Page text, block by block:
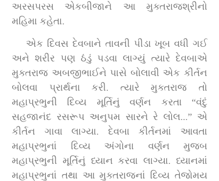
અરસપરસ એકબીજાને આ મુક્તરાજશ્રીનો
મહિમા કહેતા.
એક દિવસ દેવબાને તાવની પીડા ખૂબ વધી ગઈ
અને શરીર પણ ઠંડું પડવા લાગ્યું ત્યારે દેવબાએ
મુક્તરાજ અબજીભાઈને પાસે બોલાવી એક કીર્તન
બોલવા પ્રાર્થના કરી. ત્યારે મુક્તરાજ તો
મહાપ્રભુની દિવ્ય મૂર્તિનું વર્ણન કરતા “વંદું
સહજાનંદ રસરૂપ અનુપમ સારને રે લોલ...” એ
કીર્તન ગાવા લાગ્યા. દેવબા કીર્તનમાં આવતા
મહાપ્રભુનાં દિવ્ય અંગોના વર્ણન મુજબ
મહાપ્રભુની મૂર્તિનું ધ્યાન કરવા લાગ્યા. ધ્યાનમાં
મહાપ્રભુનાં તથા આ મુક્તરાજનાં દિવ્ય તેજોમય